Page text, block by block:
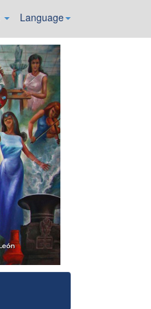
Language